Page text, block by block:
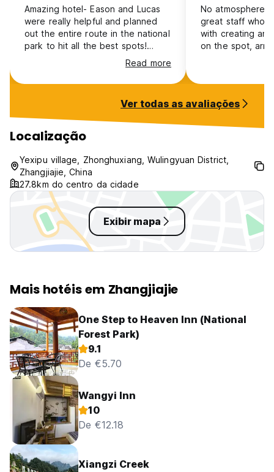
Amazing hotel- Eason and Lucas
were really helpful and planned
out the entire route in the national
park to hit all the best spots!
Location was great as using the
west gate you avoided all the
crowds- huge lines going the
Read more
No atmosphere
great staff who
with creating an
on the spot,
property,
which avoided a
Ver todas as avaliações
Localização
Yexipu village, Zhonghuxiang, Wulingyuan District,
Zhangjiajie, China
27.8km do centro da cidade
Exibir mapa
Mais hotéis em Zhangjiajie
One Step to Heaven Inn (National
Forest Park)
9.1
De €5.70
Wangyi Inn
10
De €12.18
Xiangzi Creek